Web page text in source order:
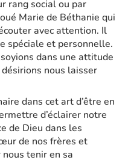
rang social ou par
Marie de Béthanie qui
avec attention. Il
spéciale et personnelle.
dans une attitude
nous laisser
dans cet art d’être en
d’éclairer notre
de Dieu dans les
de nos frères et
tenir en sa